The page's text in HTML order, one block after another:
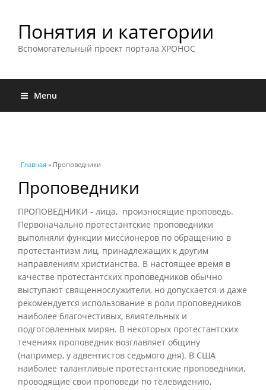
Понятия и категории
Вспомогательный проект портала ХРОНОС
Menu
Вы здесь
Главная » Проповедники
Проповедники
ПРОПОВЕДНИКИ - лица, произносящие проповедь.
Первоначально протестантские проповедники
выполняли функции миссионеров по обращению в
протестантизм лиц, принадлежащих к другим
направлениям христианства. В настоящее время в
качестве протестантских проповедников обычно
выступают священнослужители, но допускается и даже
рекомендуется использование в роли проповедников
наиболее благочестивых, влиятельных и
подготовленных мирян. В некоторых протестантских
течениях проповедник возглавляет общину
(например, у адвентистов седьмого дня). В США
наиболее талантливые протестантские проповедники,
проводящие свои проповеди по телевидению,